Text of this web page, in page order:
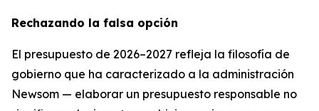
Rechazando la falsa opción
El presupuesto de 2026–2027 refleja la filosofía de
gobierno que ha caracterizado a la administración
Newsom — elaborar un presupuesto responsable no